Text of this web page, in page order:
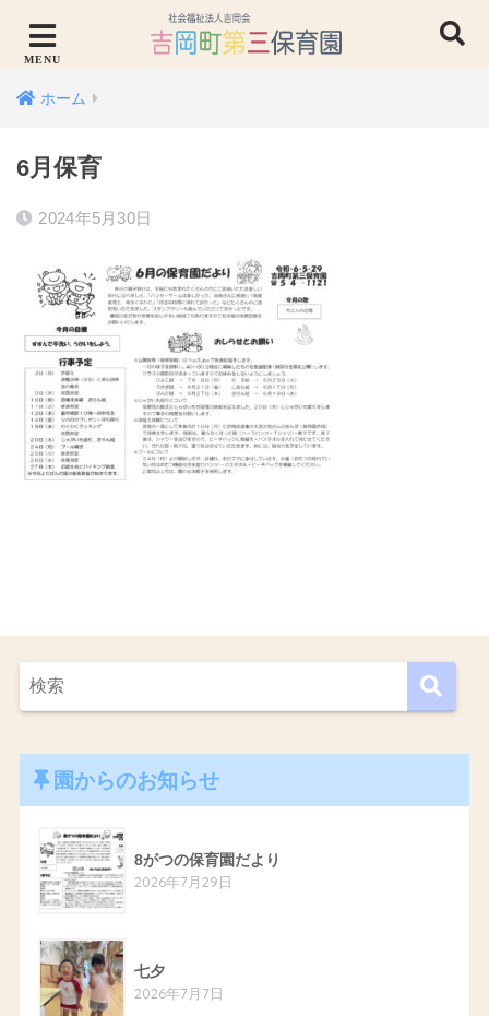
ホーム
6月保育
2024年5月30日
園からのお知らせ
8がつの保育園だより
2026年7月29日
七夕
2026年7月7日